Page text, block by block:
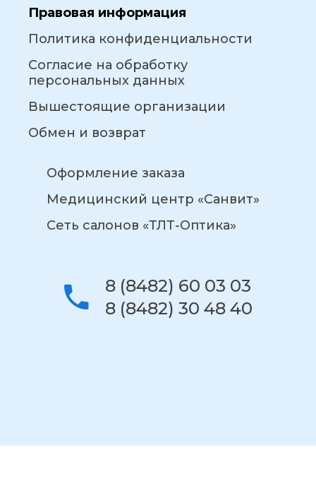
Правовая информация
Политика конфиденциальности
Согласие на обработку
персональных данных
Вышестоящие организации
Обмен и возврат
Оформление заказа
Медицинский центр «Санвит»
Сеть салонов «ТЛТ-Оптика»
8 (8482) 60 03 03
8 (8482) 30 48 40